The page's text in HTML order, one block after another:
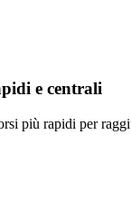
e centrali
più rapidi per